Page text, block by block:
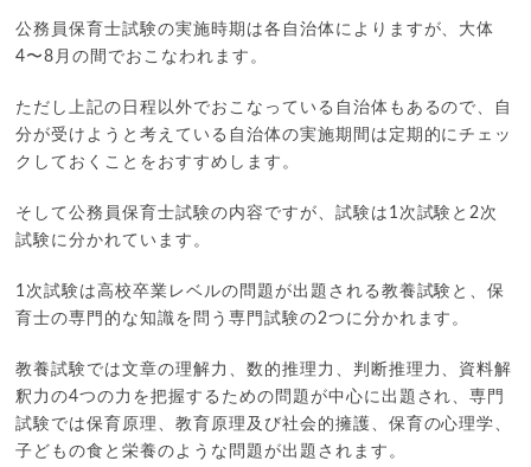
公務員保育士試験の実施時期は各自治体によりますが、大体
4〜8月の間でおこなわれます。
ただし上記の日程以外でおこなっている自治体もあるので、自
分が受けようと考えている自治体の実施期間は定期的にチェッ
クしておくことをおすすめします。
そして公務員保育士試験の内容ですが、試験は1次試験と2次
試験に分かれています。
1次試験は高校卒業レベルの問題が出題される教養試験と、保
育士の専門的な知識を問う専門試験の2つに分かれます。
教養試験では文章の理解力、数的推理力、判断推理力、資料解
釈力の4つの力を把握するための問題が中心に出題され、専門
試験では保育原理、教育原理及び社会的擁護、保育の心理学、
子どもの食と栄養のような問題が出題されます。